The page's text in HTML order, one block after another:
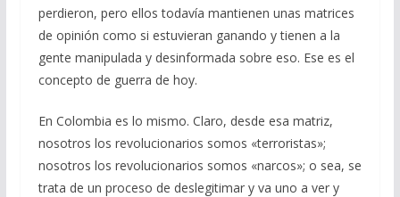
perdieron, pero ellos todavía mantienen unas matrices
de opinión como si estuvieran ganando y tienen a la
gente manipulada y desinformada sobre eso. Ese es el
concepto de guerra de hoy.
En Colombia es lo mismo. Claro, desde esa matriz,
nosotros los revolucionarios somos «terroristas»;
nosotros los revolucionarios somos «narcos»; o sea, se
trata de un proceso de deslegitimar y va uno a ver y